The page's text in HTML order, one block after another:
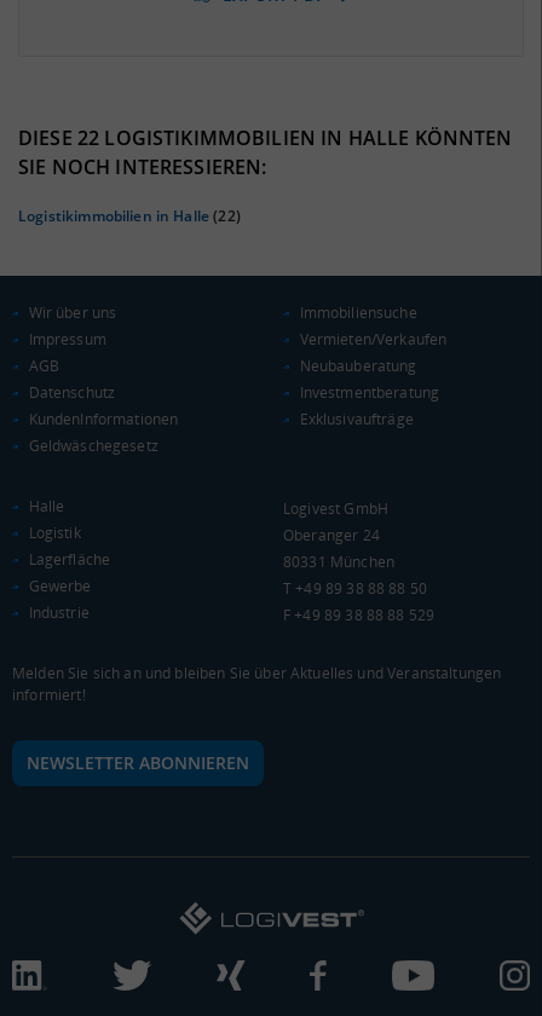
KAUFKRAFT
Euro pro Kopf
(Landkreis / Kreisfreie Stadt)
KAUFKRAFT - EURO PRO KOPF
0 € 20.000 € 40.000 €
Bundesland
(LANDKREIS / KREISFREIE STADT)
Gesamt BIP je Erwerbstätigen BIP je Einwohner
DIESE 22 LOGISTIKIMMOBILIEN IN HALLE KÖNNTEN
SIE NOCH INTERESSIEREN:
Logistikimmobilien in Halle(22)
Wir über uns
Impressum
AGB
Datenschutz
KundenInformationen
Geldwäschegesetz
Immobiliensuche
Vermieten/Verkaufen
Neubauberatung
Investmentberatung
Exklusivaufträge
Halle
Logistik
Lagerfläche
Gewerbe
Industrie
Logivest GmbH
Oberanger 24
80331 München
T +49 89 38 88 88 50
F +49 89 38 88 88 529
Melden Sie sich an und bleiben Sie über Aktuelles und Veranstaltungen
informiert!
NEWSLETTER ABONNIEREN